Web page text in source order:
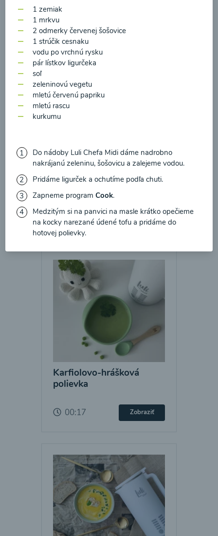
Kalerábovo-cuketová
00:17
Karfiolovo-hrášková
polievka
00:17 Zobraziť
1 zemiak
1 mrkvu
2 odmerky červenej šošovice
1 strúčik cesnaku
vodu po vrchnú rysku
pár lístkov ligurčeka
soľ
zeleninovú vegetu
mletú červenú papriku
mletú rascu
kurkumu
Do nádoby Luli Chefa Midi dáme nadrobno
nakrájanú zeleninu, šošovicu a zalejeme vodou.
Pridáme ligurček a ochutíme podľa chuti.
Zapneme programCook.
Medzitým si na panvici na masle krátko opečieme
na kocky narezané údené tofu a pridáme do
hotovej polievky.
prečítal(a)
údajova súhlasím s nimi.